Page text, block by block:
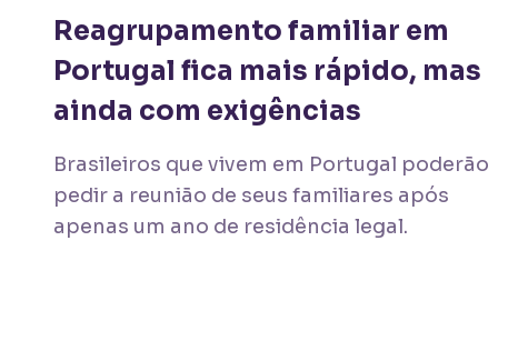
Reagrupamento familiar em
Portugal fica mais rápido, mas
ainda com exigências
Brasileiros que vivem em Portugal poderão
pedir a reunião de seus familiares após
apenas um ano de residência legal.